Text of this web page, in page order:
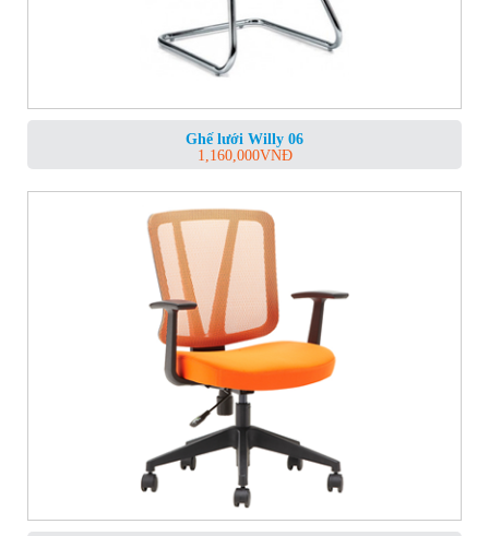
Ghế lưới Willy 06
1,160,000VNĐ